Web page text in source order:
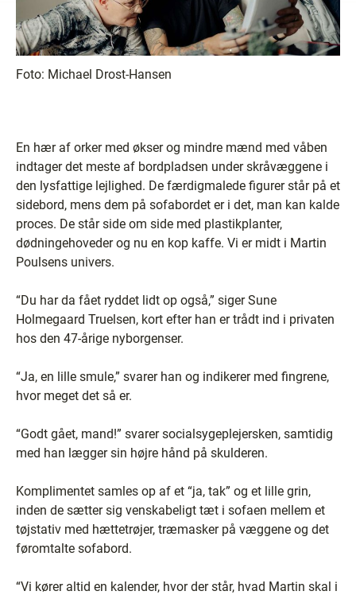
Foto: Michael Drost-Hansen
En hær af orker med økser og mindre mænd med våben
indtager det meste af bordpladsen under skråvæggene i
den lysfattige lejlighed. De færdigmalede figurer står på et
sidebord, mens dem på sofabordet er i det, man kan kalde
proces. De står side om side med plastikplanter,
dødningehoveder og nu en kop kaffe. Vi er midt i Martin
Poulsens univers.
“Du har da fået ryddet lidt op også,” siger Sune
Holmegaard Truelsen, kort efter han er trådt ind i privaten
hos den 47-årige nyborgenser.
“Ja, en lille smule,” svarer han og indikerer med fingrene,
hvor meget det så er.
“Godt gået, mand!” svarer socialsygeplejersken, samtidig
med han lægger sin højre hånd på skulderen.
Komplimentet samles op af et “ja, tak” og et lille grin,
inden de sætter sig venskabeligt tæt i sofaen mellem et
tøjstativ med hættetrøjer, træmasker på væggene og det
føromtalte sofabord.
“Vi kører altid en kalender, hvor der står, hvad Martin skal i